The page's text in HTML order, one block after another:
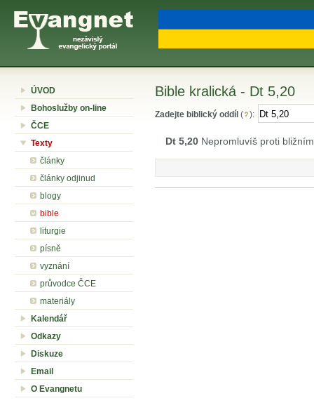
ÚVOD
Bohoslužby on-line
ČCE
Texty
články
články odjinud
blogy
bible
liturgie
písně
vyznání
průvodce ČCE
materiály
Kalendář
Odkazy
Diskuze
Email
O Evangnetu
Bible kralická - Dt 5,20
Zadejte biblický oddíl ( ):
Dt 5,20 Nepromluvíš proti